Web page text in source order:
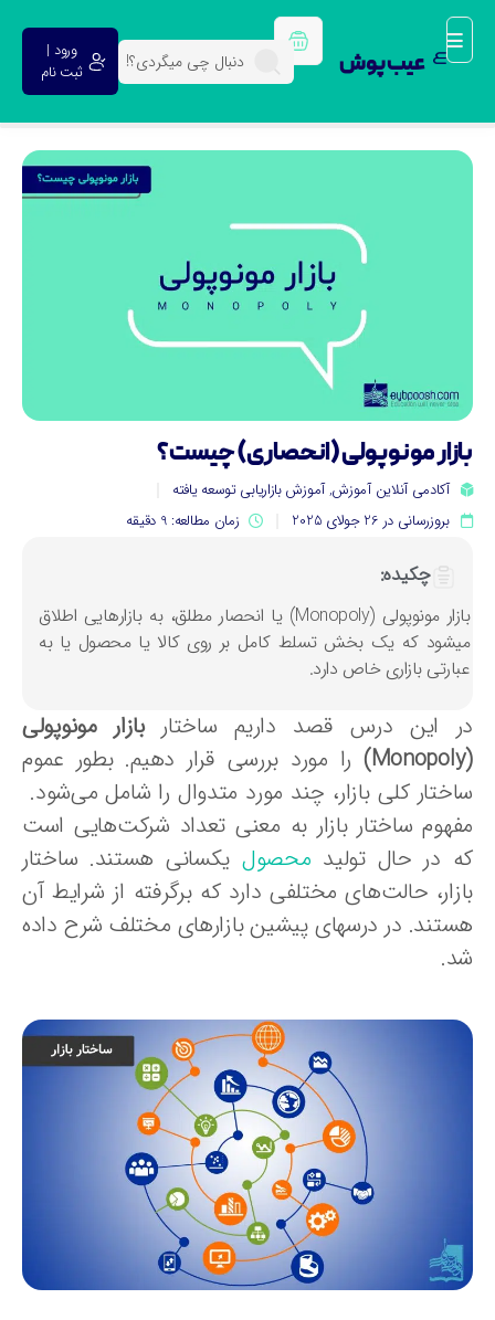
عیب پوش
ورود |
ثبت نام
مونوپولی (انحصاری) چیست؟
آکادمی آنلاین آموزش,آموزش بازاریابی توسعه یافته
بروزرسانی در 26 جولای 2025
زمان مطالعه: 9 دقیقه
چکیده:
بازار مونوپولی (Monopoly) یا انحصار مطلق، به بازارهایی اطلاق
که یک بخش تسلط کامل بر روی کالا یا محصول یا به
بازاری خاص دارد.
این درس قصد داریم ساختاربازار مونوپولی
را مورد بررسی قرار دهیم. بطور عموم
کلی بازار، چند مورد متدوال را شامل می‌شود.
ساختار بازار به معنی تعداد شرکت‌هایی است
در حال تولیدمحصولیکسانی هستند. ساختار
حالت‌های مختلفی دارد که برگرفته از شرایط آن
در درسهای پیشین بازارهای مختلف شرح داده